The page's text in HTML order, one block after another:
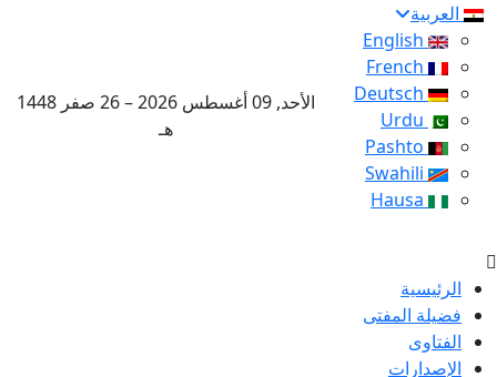
العربية
الأحد, 09 أغسطس 2026 – 26 صفر 1448
هـ
الرئيسية
فضيلة المفتى
الفتاوى
الإصدارات